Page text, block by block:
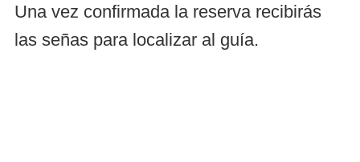
Una vez confirmada la reserva recibirás
las señas para localizar al guía.